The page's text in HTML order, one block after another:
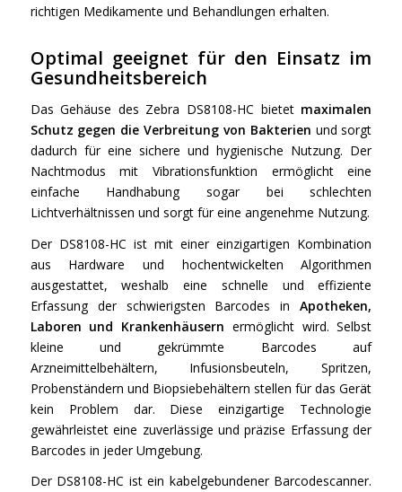
richtigen Medikamente und Behandlungen erhalten.
Optimal geeignet für den Einsatz im
Gesundheitsbereich
Das Gehäuse des Zebra DS8108-HC bietet maximalen
Schutz gegen die Verbreitung von Bakterien und sorgt
dadurch für eine sichere und hygienische Nutzung. Der
Nachtmodus mit Vibrationsfunktion ermöglicht eine
einfache Handhabung sogar bei schlechten
Lichtverhältnissen und sorgt für eine angenehme Nutzung.
Der DS8108-HC ist mit einer einzigartigen Kombination
aus Hardware und hochentwickelten Algorithmen
ausgestattet, weshalb eine schnelle und effiziente
Erfassung der schwierigsten Barcodes inApotheken,
Laboren und Krankenhäusern ermöglicht wird. Selbst
kleine und gekrümmte Barcodes auf
Arzneimittelbehältern, Infusionsbeuteln, Spritzen,
Probenständern und Biopsiebehältern stellen für das Gerät
kein Problem dar. Diese einzigartige Technologie
gewährleistet eine zuverlässige und präzise Erfassung der
Barcodes in jeder Umgebung.
Der DS8108-HC ist ein kabelgebundener Barcodescanner.